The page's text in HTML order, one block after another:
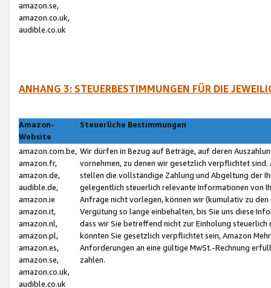
amazon.se,
amazon.co.uk,
audible.co.uk
ANHANG 3: STEUERBESTIMMUNGEN FÜR DIE
Amazon-
Website
Steuerliche Bestimmungen
amazon.com.be,
amazon.fr,
amazon.de,
audible.de,
amazon.ie
amazon.it,
amazon.nl,
amazon.pl,
amazon.es,
amazon.se,
amazon.co.uk,
audible.co.uk
Wir dürfen in Bezug auf Beträge, auf deren
vornehmen, zu denen wir gesetzlich verpflichtet
stellen die vollständige Zahlung und Abgeltung der
gelegentlich steuerlich relevante Informationen von
Anfrage nicht vorlegen, können wir (kumulativ zu
Vergütung so lange einbehalten, bis Sie uns diese
dass wir Sie betreffend nicht zur Einholung
könnten Sie gesetzlich verpflichtet sein, Amazon
Anforderungen an eine gültige MwSt.-Rechnung
zahlen.